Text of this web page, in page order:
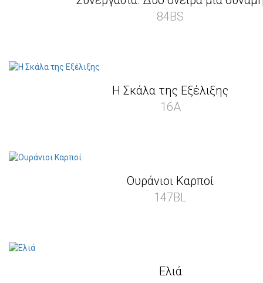
84BS
Η Σκάλα της Εξέλιξης
16A
Ουράνιοι Καρποί
147BL
Ελιά